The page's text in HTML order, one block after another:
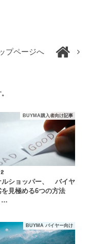
プページへ
BUYMA購入者向け記事
ルショッパー、 バイヤ
を見極める6つの方法
…
BUYMA バイヤー向け